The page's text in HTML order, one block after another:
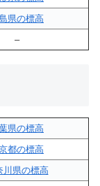
県の標高
–
県の標高
都の標高
川県の標高